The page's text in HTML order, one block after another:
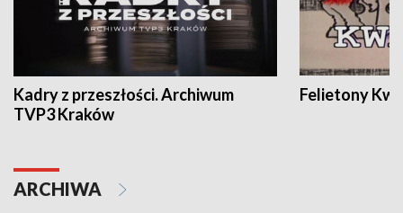
Kadry z przeszłości. Archiwum
TVP3 Kraków
Felietony
ARCHIWA